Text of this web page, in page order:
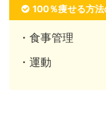
100％痩せる方
・食事管理
・運動